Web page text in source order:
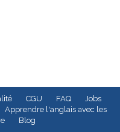
CGU FAQ
Jobs
Apprendre l'anglais avec les
Blog